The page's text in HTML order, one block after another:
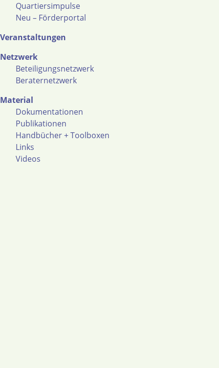
Quartiersimpulse
Neu – Förderportal
Veranstaltungen
Netzwerk
Beteiligungsnetzwerk
Beraternetzwerk
Material
Dokumentationen
Publikationen
Handbücher + Toolboxen
Links
Videos